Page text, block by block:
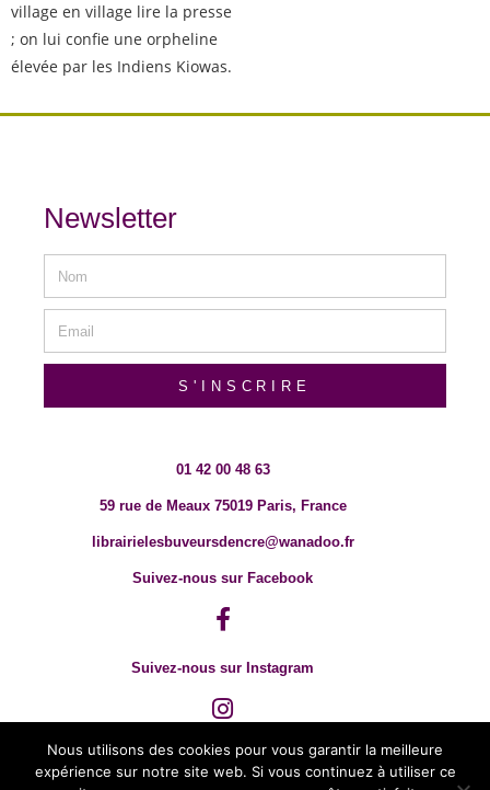
village en village lire la presse
; on lui confie une orpheline
élevée par les Indiens Kiowas.
Newsletter
S'INSCRIRE
01 42 00 48 63
59 rue de Meaux 75019 Paris, France
librairielesbuveursdencre@wanadoo.fr
Suivez-nous sur Facebook
Suivez-nous sur Instagram
Nous utilisons des cookies pour vous garantir la meilleure
expérience sur notre site web. Si vous continuez à utiliser ce